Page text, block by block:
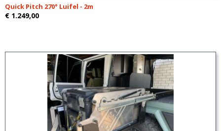
Quick Pitch 270° Luifel - 2m
€ 1.249,00